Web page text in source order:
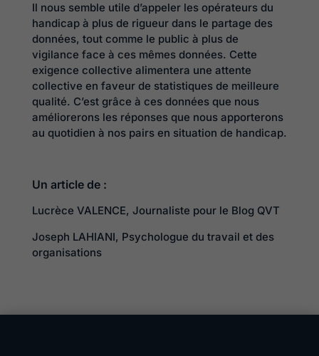
Il nous semble utile d’appeler les opérateurs du
handicap à plus de rigueur dans le partage des
données, tout comme le public à plus de
vigilance face à ces mêmes données. Cette
exigence collective alimentera une attente
collective en faveur de statistiques de meilleure
qualité. C’est grâce à ces données que nous
améliorerons les réponses que nous apporterons
au quotidien à nos pairs en situation de handicap.
Un article de :
Lucrèce VALENCE, Journaliste pour le Blog QVT
Joseph LAHIANI, Psychologue du travail et des
organisations